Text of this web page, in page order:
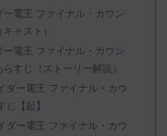
電王 ファイナル・カウン
ャスト）
電王 ファイナル・カウン
すじ（ストーリー解説）
ダー電王 ファイナル・カウ
【起】
ダー電王 ファイナル・カウ